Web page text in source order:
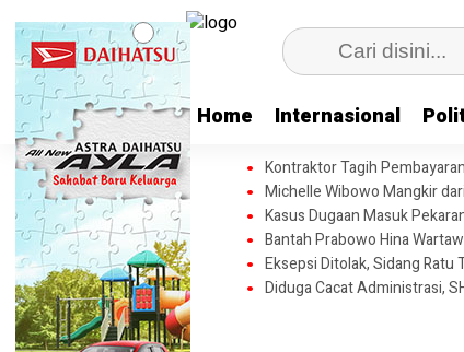
Home Internasional
Kontraktor Tagih
Michelle Wibowo Mangkir
Kasus Dugaan Masuk
Bantah Prabowo Hina
Eksepsi Ditolak, Sidang
Diduga Cacat Administrasi,